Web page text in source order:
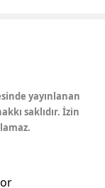
Aksaray
yayınlanan
saklıdır. İzin